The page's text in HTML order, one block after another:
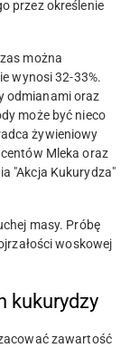
przez określenie
można
wynosi 32-33%.
odmianami oraz
może być nieco
żywieniowy
Mleka oraz
"Akcja Kukurydza"
masy. Próbę
woskowej
kukurydzy
zawartość